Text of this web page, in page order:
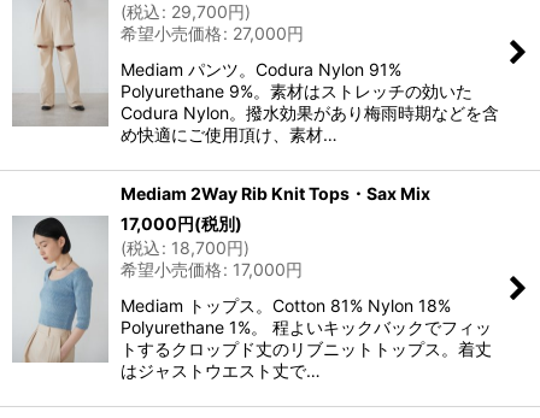
(税込: 29,700円)
希望小売価格: 27,000円
Mediam パンツ。Codura Nylon 91%
Polyurethane 9%。素材はストレッチの効いた
Codura Nylon。撥水効果があり梅雨時期などを含
め快適にご使用頂け、素材…
Mediam 2Way Rib Knit Tops・Sax Mix
17,000円(税別)
(税込: 18,700円)
希望小売価格: 17,000円
Mediam トップス。Cotton 81% Nylon 18%
Polyurethane 1%。 程よいキックバックでフィッ
トするクロップド丈のリブニットトップス。着丈
はジャストウエスト丈で…